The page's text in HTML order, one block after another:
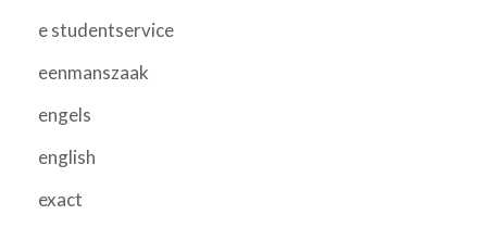
e studentservice
eenmanszaak
engels
english
exact